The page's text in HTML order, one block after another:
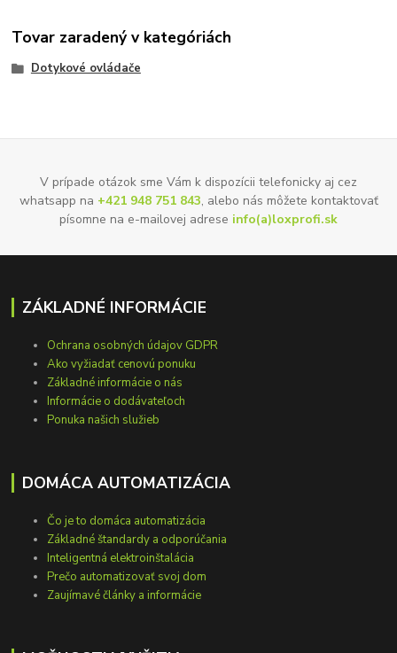
Tovar zaradený v kategóriách
Dotykové ovládače
V prípade otázok sme Vám k dispozícii telefonicky aj cez
whatsapp na +421 948 751 843, alebo nás môžete kontaktovať
písomne na e-mailovej adrese info(a)loxprofi.sk
ZÁKLADNÉ INFORMÁCIE
Ochrana osobných údajov GDPR
Ako vyžiadať cenovú ponuku
Základné informácie o nás
Informácie o dodávateľoch
Ponuka našich služieb
DOMÁCA AUTOMATIZÁCIA
Čo je to domáca automatizácia
Základné štandardy a odporúčania
Inteligentná elektroinštalácia
Prečo automatizovať svoj dom
Zaujímavé články a informácie